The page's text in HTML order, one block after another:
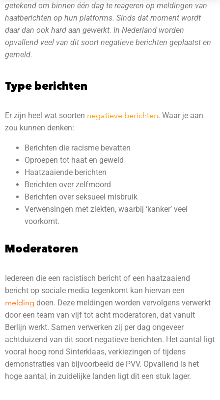
getekend om binnen één dag te reageren op meldingen van
haatberichten op hun platforms. Sinds dat moment wordt
daar dan ook hard aan gewerkt. In Nederland worden
opvallend veel van dit soort negatieve berichten geplaatst en
gemeld.
Type berichten
Er zijn heel wat soorten negatieve berichten. Waar je aan
zou kunnen denken:
Berichten die racisme bevatten
Oproepen tot haat en geweld
Haatzaaiende berichten
Berichten over zelfmoord
Berichten over seksueel misbruik
Verwensingen met ziekten, waarbij ‘kanker’ veel
voorkomt.
Moderatoren
Iedereen die een racistisch bericht of een haatzaaiend
bericht op sociale media tegenkomt kan hiervan een
melding doen. Deze meldingen worden vervolgens verwerkt
door een team van vijf tot acht moderatoren, dat vanuit
Berlijn werkt. Samen verwerken zij per dag ongeveer
achtduizend van dit soort negatieve berichten. Het aantal ligt
vooral hoog rond Sinterklaas, verkiezingen of tijdens
demonstraties van bijvoorbeeld de PVV. Opvallend is het
hoge aantal, in zuidelijke landen ligt dit een stuk lager.